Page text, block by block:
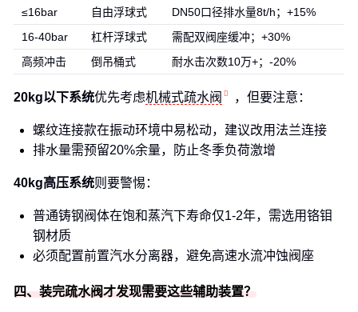
≤16bar
自由浮球式
DN50口径排水量8t/h；+15%
16-40bar
杠杆浮球式
需配双阀座缓冲；+30%
高频冲击
倒吊桶式 耐水击次数10万+；-20%
20kg以下系统优先考虑机械式疏水阀 ，但要注意：
螺纹连接款在振动环境中易松动，建议改用法兰连接
排水量需预留20%余量，防止冬季负荷激增
40kg高压系统则要警惕：
普通铸钢阀体在饱和蒸汽下寿命仅1-2年，需选用铬钼
钢材质
必须配置前置汽水分离器，避免高速水流冲蚀阀座
四、装完疏水阀才发现需要这些辅助装置？